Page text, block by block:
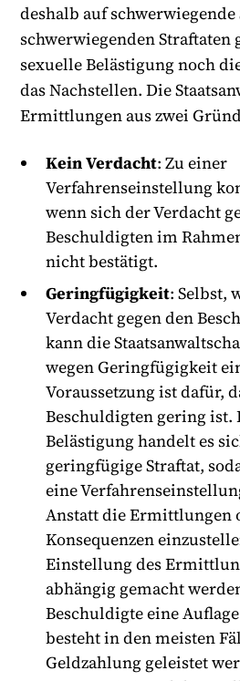
deshalb auf
schwerwiegenden Straftaten
sexuelle Belästigung noch
das Nachstellen. Die
Ermittlungen aus zwei
Kein Verdacht: Zu einer
Verfahrenseinstellung
wenn sich der Verdacht
Beschuldigten im
nicht bestätigt.
Geringfügigkeit: Selbst,
Verdacht gegen den
kann die
wegen Geringfügigkeit
Voraussetzung ist dafür,
Beschuldigten gering ist.
Belästigung handelt es
geringfügige Straftat,
eine
Anstatt die Ermittlungen
Konsequenzen
Einstellung des
abhängig gemacht
Beschuldigte eine
besteht in den meisten
Geldzahlung geleistet